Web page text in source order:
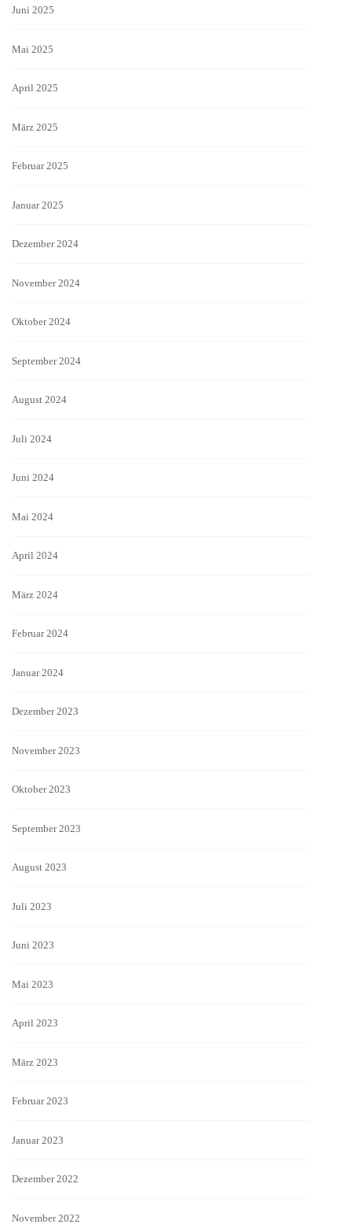
Juni 2025
Mai 2025
April 2025
März 2025
Februar 2025
Januar 2025
Dezember 2024
November 2024
Oktober 2024
September 2024
August 2024
Juli 2024
Juni 2024
Mai 2024
April 2024
März 2024
Februar 2024
Januar 2024
Dezember 2023
November 2023
Oktober 2023
September 2023
August 2023
Juli 2023
Juni 2023
Mai 2023
April 2023
März 2023
Februar 2023
Januar 2023
Dezember 2022
November 2022